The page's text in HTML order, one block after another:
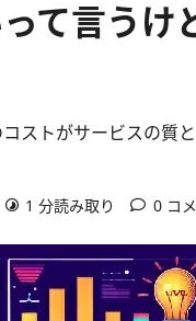
て言うけ
ストがサービスの質
1 分読み取り 0 コ